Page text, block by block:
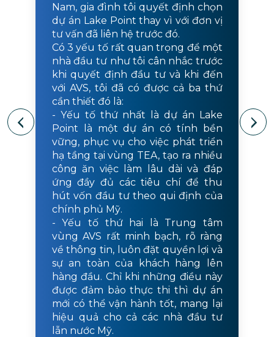
Nam, gia đình tôi quyết định chọn
dự án Lake Point thay vì với đơn vị
tư vấn đã liên hệ trước đó.
Có 3 yếu tố rất quan trọng để một
nhà đầu tư như tôi cân nhắc trước
khi quyết định đầu tư và khi đến
với AVS, tôi đã có được cả ba thứ
cần thiết đó là:
- Yếu tố thứ nhất là dự án Lake
Point là một dự án có tính bền
vững, phục vụ cho việc phát triển
hạ tầng tại vùng TEA, tạo ra nhiều
công ăn việc làm lâu dài và đáp
ứng đầy đủ các tiêu chí để thu
hút vốn đầu tư theo qui định của
chính phủ Mỹ.
- Yếu tố thứ hai là Trung tâm
vùng AVS rất minh bạch, rõ ràng
về thông tin, luôn đặt quyền lợi và
sự an toàn của khách hàng lên
hàng đầu. Chỉ khi những điều này
được đảm bảo thực thi thì dự án
mới có thể vận hành tốt, mang lại
hiệu quả cho cả các nhà đầu tư
lẫn nước Mỹ.